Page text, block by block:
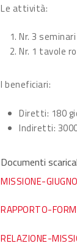
Le attività:
Nr. 3
Nr. 1 tavole
I beneficiari:
Diretti: 180
Indiretti:
Documenti
MISSIONE-
RAPPORTO-
RELAZIONE-